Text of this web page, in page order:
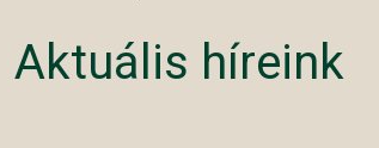
Aktuális híreink